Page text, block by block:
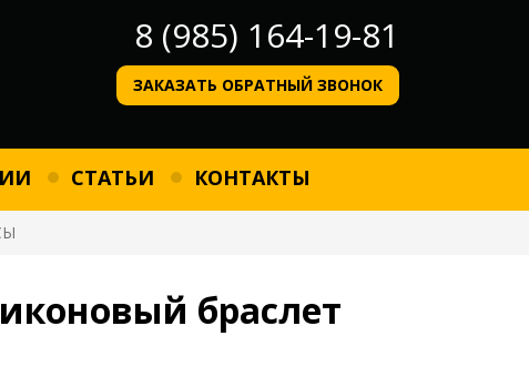
8 (985) 164-19-81
ЗАКАЗАТЬ ОБРАТНЫЙ ЗВОНОК
СТАТЬИ КОНТАКТЫ
браслет